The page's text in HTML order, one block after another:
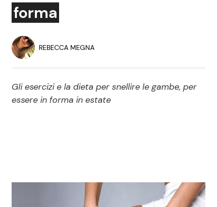
Dal Mondo
Economia
Persone Scomparse
Politica Reality e Talent
forma
REBECCA MEGNA
Gli esercizi e la dieta per snellire le gambe, per
essere in forma in estate